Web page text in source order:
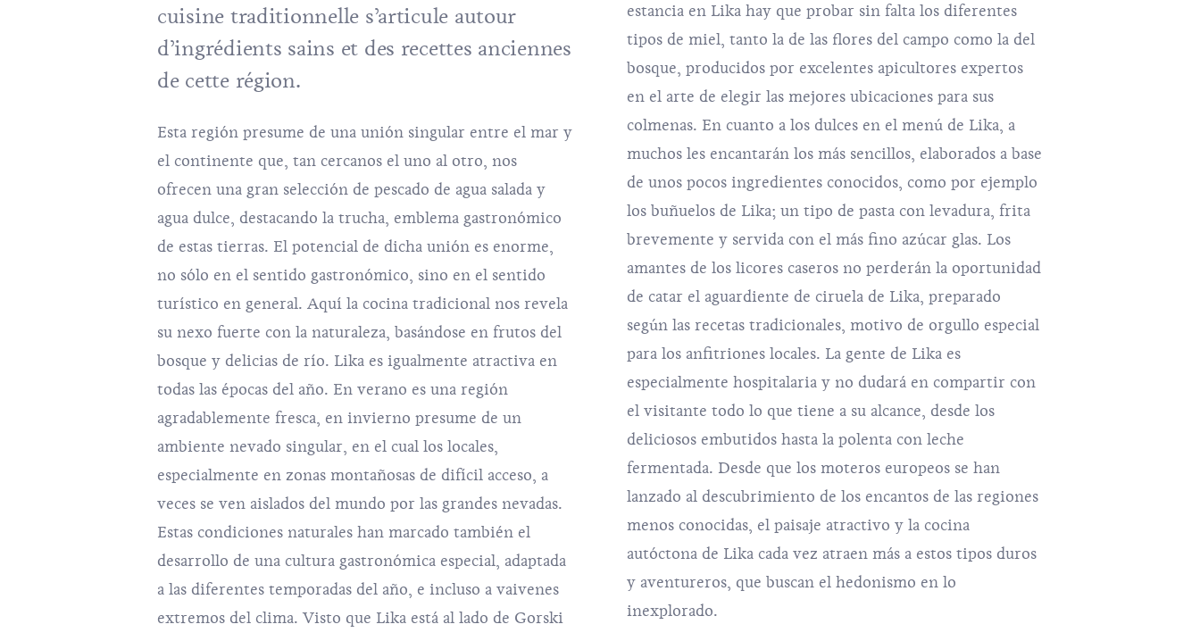
cuisine traditionnelle s’articule autour
d’ingrédients sains et des recettes anciennes
de cette région.
Esta región presume de una unión singular entre el mar y
el continente que, tan cercanos el uno al otro, nos
ofrecen una gran selección de pescado de agua salada y
agua dulce, destacando la trucha, emblema gastronómico
de estas tierras. El potencial de dicha unión es enorme,
no sólo en el sentido gastronómico, sino en el sentido
turístico en general. Aquí la cocina tradicional nos revela
su nexo fuerte con la naturaleza, basándose en frutos del
bosque y delicias de río. Lika es igualmente atractiva en
todas las épocas del año. En verano es una región
agradablemente fresca, en invierno presume de un
ambiente nevado singular, en el cual los locales,
especialmente en zonas montañosas de difícil acceso, a
veces se ven aislados del mundo por las grandes nevadas.
Estas condiciones naturales han marcado también el
desarrollo de una cultura gastronómica especial, adaptada
a las diferentes temporadas del año, e incluso a vaivenes
extremos del clima. Visto que Lika está al lado de Gorski
estancia en Lika hay que probar sin falta los diferentes
tipos de miel, tanto la de las flores del campo como la del
bosque, producidos por excelentes apicultores expertos
en el arte de elegir las mejores ubicaciones para sus
colmenas. En cuanto a los dulces en el menú de Lika, a
muchos les encantarán los más sencillos, elaborados a base
de unos pocos ingredientes conocidos, como por ejemplo
los buñuelos de Lika; un tipo de pasta con levadura, frita
brevemente y servida con el más fino azúcar glas. Los
amantes de los licores caseros no perderán la oportunidad
de catar el aguardiente de ciruela de Lika, preparado
según las recetas tradicionales, motivo de orgullo especial
para los anfitriones locales. La gente de Lika es
especialmente hospitalaria y no dudará en compartir con
el visitante todo lo que tiene a su alcance, desde los
deliciosos embutidos hasta la polenta con leche
fermentada. Desde que los moteros europeos se han
lanzado al descubrimiento de los encantos de las regiones
menos conocidas, el paisaje atractivo y la cocina
autóctona de Lika cada vez atraen más a estos tipos duros
y aventureros, que buscan el hedonismo en lo
inexplorado.